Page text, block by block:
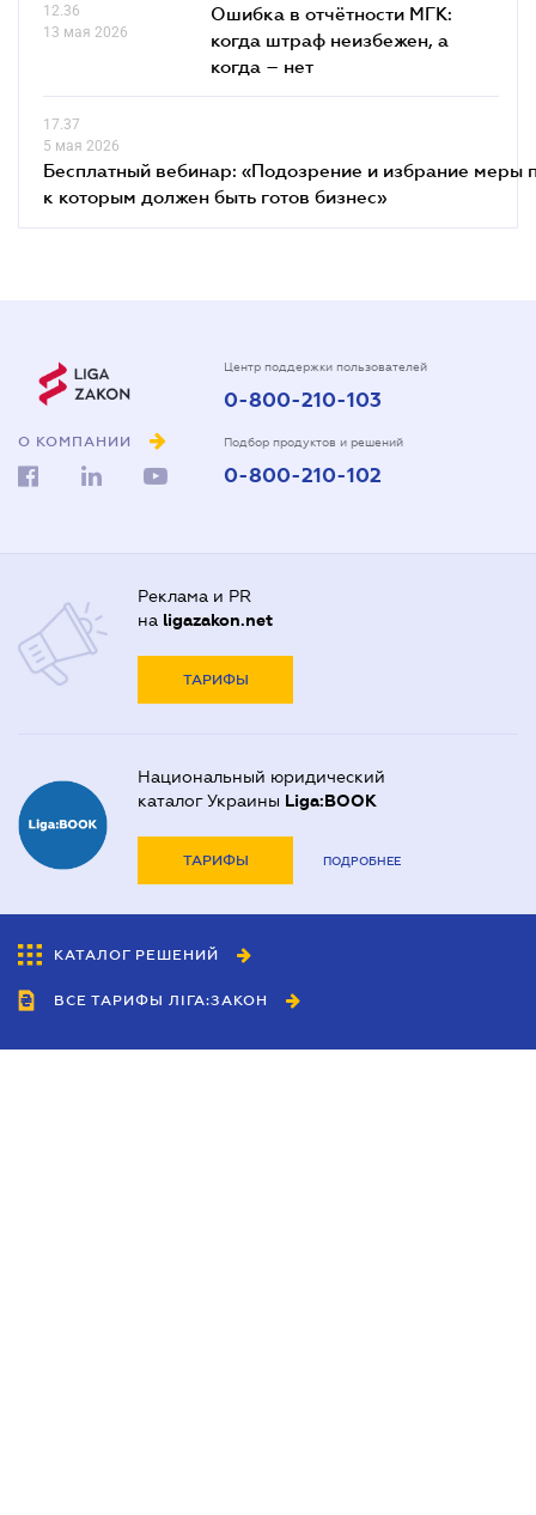
12.36
13 мая 2026
Ошибка в отчётности МГК:
когда штраф неизбежен, а
когда – нет
17.37
5 мая 2026
Бесплатный вебинар: «Подозрение и избрание меры
к которым должен быть готов бизнес»
О КОМПАНИИ
Центр поддержки пользователей
0-800-210-103
Подбор продуктов и решений
0-800-210-102
Реклама и PR
на ligazakon.net
ТАРИФЫ
Национальный юридический
каталог Украины Liga:BOOK
ТАРИФЫ ПОДРОБНЕЕ
КАТАЛОГ РЕШЕНИЙ
ВСЕ ТАРИФЫ ЛІГА:ЗАКОН